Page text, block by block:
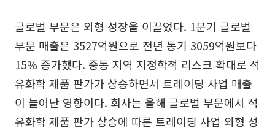
글로벌 부문은 외형 성장을 이끌었다. 1분기 글로벌
부문 매출은 3527억원으로 전년 동기 3059억원보다
15% 증가했다. 중동 지역 지정학적 리스크 확대로 석
유화학 제품 판가가 상승하면서 트레이딩 사업 매출
이 늘어난 영향이다. 회사는 올해 글로벌 부문에서 석
유화학 제품 판가 상승에 따른 트레이딩 사업 외형 성